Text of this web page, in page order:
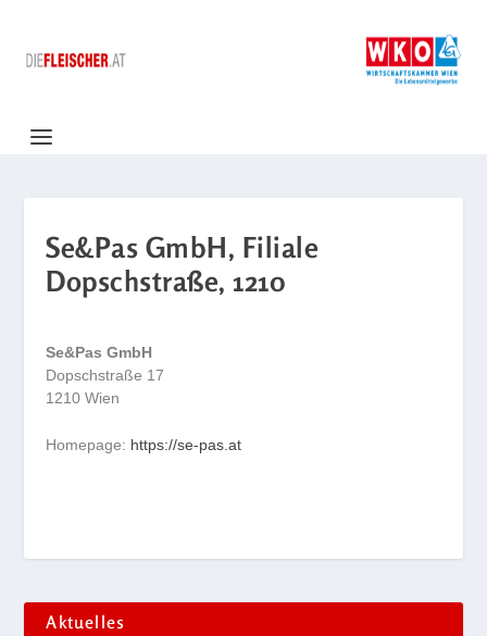
Se&Pas GmbH, Filiale
Dopschstraße, 1210
Se&Pas GmbH
Dopschstraße 17
1210 Wien
Homepage: https://se-pas.at
Aktuelles